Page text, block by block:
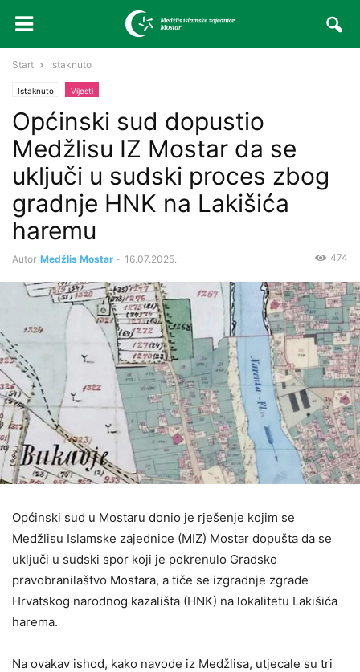
Start Istaknuto
Istaknuto Vijesti
Općinski sud dopustio
Medžlisu IZ Mostar da se
uključi u sudski proces zbog
gradnje HNK na Lakišića
haremu
Autor Medžlis Mostar - 16.07.2025. 474
Općinski sud u Mostaru donio je rješenje kojim se
Medžlisu Islamske zajednice (MIZ) Mostar dopušta da se
uključi u sudski spor koji je pokrenulo Gradsko
pravobranilaštvo Mostara, a tiče se izgradnje zgrade
Hrvatskog narodnog kazališta (HNK) na lokalitetu Lakišića
harema.
Na ovakav ishod, kako navode iz Medžlisa, utjecale su tri